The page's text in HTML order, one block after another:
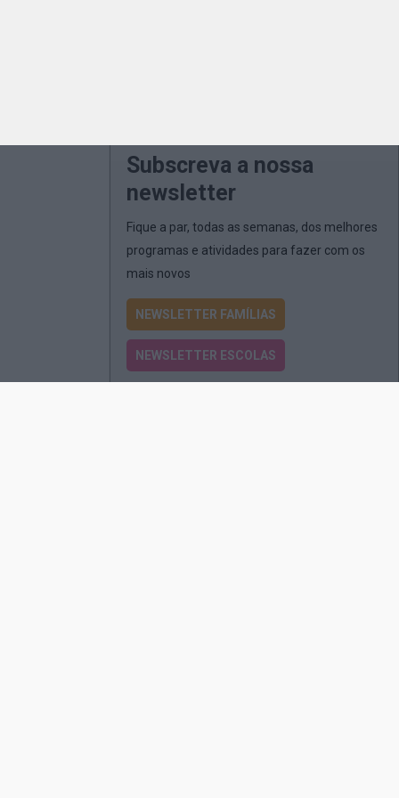
Subscreva a nossa
newsletter
Fique a par, todas as semanas, dos melhores
programas e atividades para fazer com os
mais novos
NEWSLETTER FAMÍLIAS
NEWSLETTER ESCOLAS